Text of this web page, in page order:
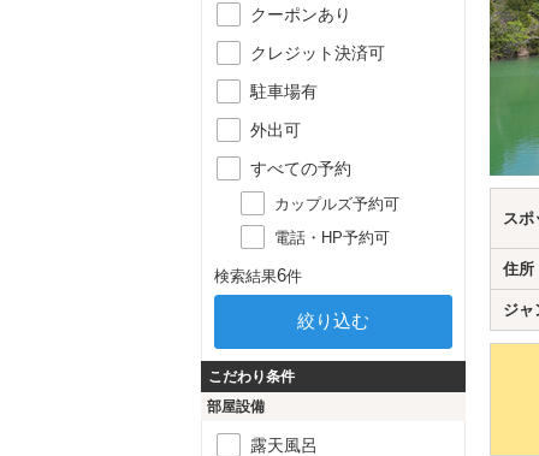
スポ
住所
ジャ
クーポンあり
クレジット決済可
駐車場有
外出可
すべての予約
カップルズ予約可
電話・HP予約可
検索結果6件
こだわり条件
部屋設備
露天風呂